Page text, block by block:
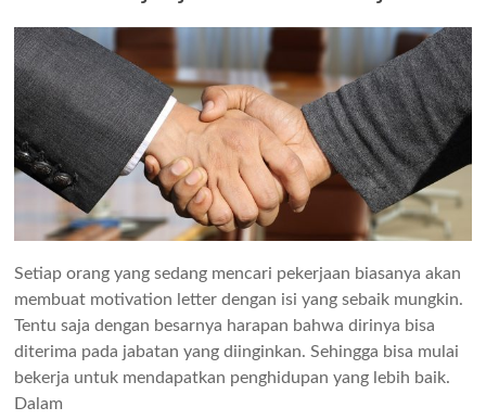
Setiap orang yang sedang mencari pekerjaan biasanya akan
membuat motivation letter dengan isi yang sebaik mungkin.
Tentu saja dengan besarnya harapan bahwa dirinya bisa
diterima pada jabatan yang diinginkan. Sehingga bisa mulai
bekerja untuk mendapatkan penghidupan yang lebih baik.
Dalam